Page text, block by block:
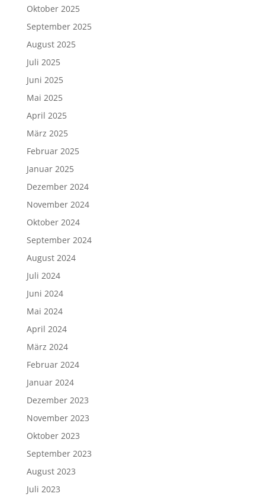
Oktober 2025
September 2025
August 2025
Juli 2025
Juni 2025
Mai 2025
April 2025
März 2025
Februar 2025
Januar 2025
Dezember 2024
November 2024
Oktober 2024
September 2024
August 2024
Juli 2024
Juni 2024
Mai 2024
April 2024
März 2024
Februar 2024
Januar 2024
Dezember 2023
November 2023
Oktober 2023
September 2023
August 2023
Juli 2023